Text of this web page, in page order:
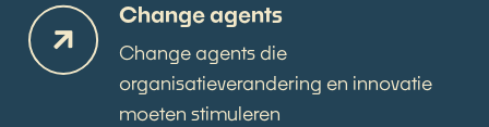
Change agents
Change agents die
organisatieverandering en innovatie
moeten stimuleren